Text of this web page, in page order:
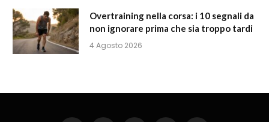
Overtraining nella corsa: i 10 segnali da
non ignorare prima che sia troppo tardi
4 Agosto 2026